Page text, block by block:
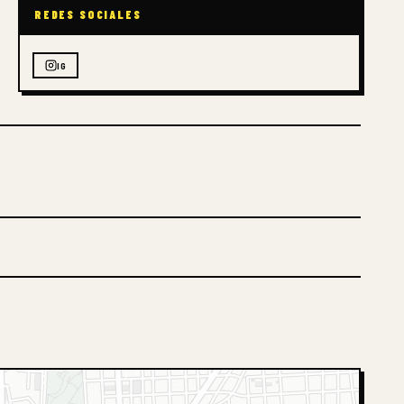
REDES SOCIALES
IG